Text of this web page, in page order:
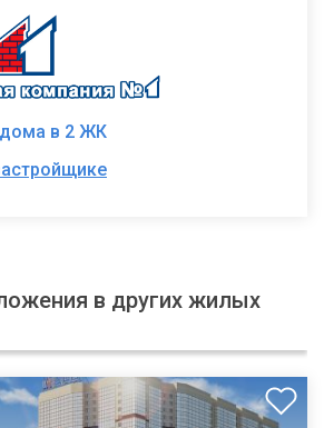
дома в 2 ЖК
в других жилых